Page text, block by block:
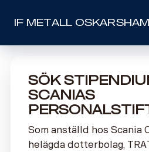
IF METALL
Sök
Scanias
Som anställd hos Scania
helägda dotterbolag,